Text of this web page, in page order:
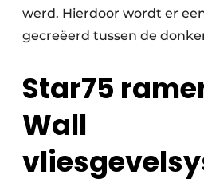
werd. Hierdoor wordt er
gecreëerd tussen de
Star75
Wall